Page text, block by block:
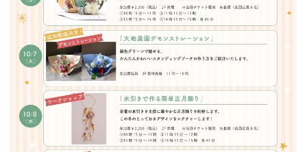
会員登録・取引申請
リンク
JDCA(ディスプレイスクール)
店舗情報・営業日